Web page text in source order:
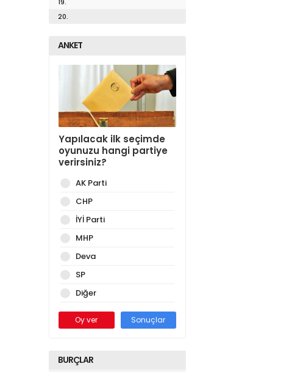
19.
20.
ANKET
Yapılacak ilk seçimde
oyunuzu hangi partiye
verirsiniz?
AK Parti
CHP
İYİ Parti
MHP
Deva
SP
Diğer
Oy ver Sonuçlar
BURÇLAR